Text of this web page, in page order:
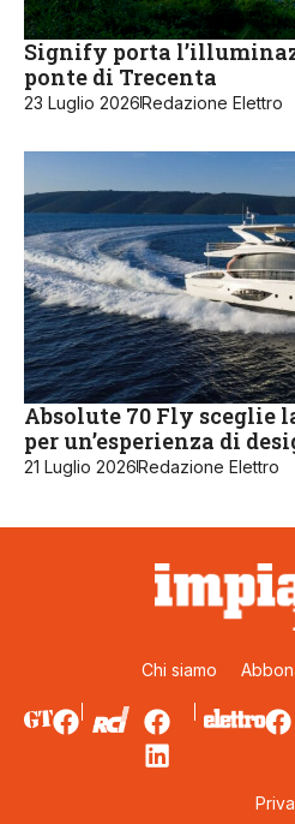
Signify porta
ponte di Trecenta
23 Luglio 2026Redazione Elettro
Absolute 70 Fly sceglie
per un’esperienza di
21 Luglio 2026Redazione Elettro
Chi siamo